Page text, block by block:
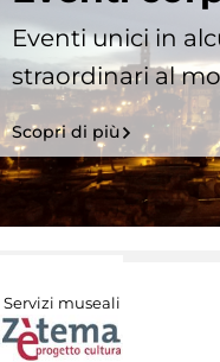
Eventi unici in
straordinari al
Scopri di più
Servizi museali